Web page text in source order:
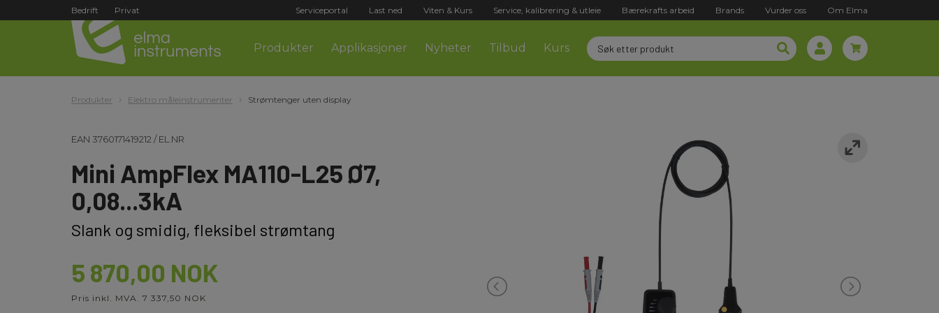
Bedrift Privat Serviceportal Last ned Viten & Kurs Service, kalibrering & utleie Bærekrafts arbeid Brands Vurder oss Om Elma
Produkter Applikasjoner Nyheter Tilbud Kurs
Produkter Elektro måleinstrumenter Strømtenger uten display
EAN 3760171419212 /EL.NR
Mini AmpFlex MA110-L25 Ø7,
0,08...3kA
Slank og smidig, fleksibel strømtang
5 870,00 NOK
Pris inkl. MVA. 7 337,50 NOK